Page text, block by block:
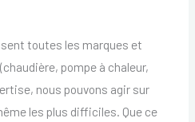
toutes les marques et
pompe à chaleur,
nous pouvons agir sur
les plus difficiles. Que ce